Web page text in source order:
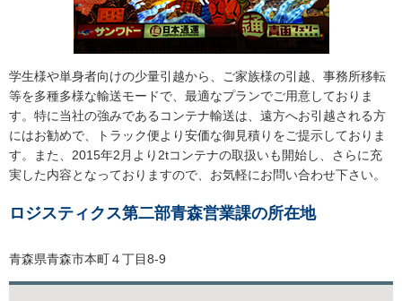
学生様や単身者向けの少量引越から、ご家族様の引越、事務所移転
等を多種多様な輸送モードで、最適なプランでご用意しておりま
す。特に当社の強みであるコンテナ輸送は、遠方へお引越される方
にはお勧めで、トラック便より安価な御見積りをご提示しておりま
す。また、2015年2月より2tコンテナの取扱いも開始し、さらに充
実した内容となっておりますので、お気軽にお問い合わせ下さい。
ロジスティクス第二部青森営業課の所在地
青森県青森市本町４丁目8-9